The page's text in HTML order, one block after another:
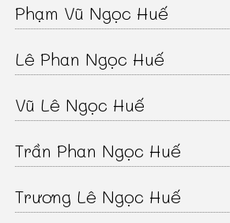
Phạm Vũ Ngọc Huế
Lê Phan Ngọc Huế
Vũ Lê Ngọc Huế
Trần Phan Ngọc Huế
Trương Lê Ngọc Huế